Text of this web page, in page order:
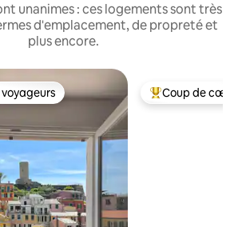
unanimes : ces logements sont très
d'emplacement, de propreté et
plus encore.
les plus appréciés Coups de cœur
Coup de cœur